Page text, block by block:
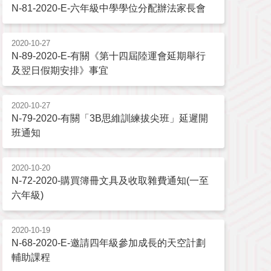
N-81-2020-E-六年級中學學位分配辦法家長會
2020-10-27
N-89-2020-E-有關《第十四屆陸運會延期舉行
及翌日假期安排》事宜
2020-10-27
N-79-2020-有關「3B思維訓練拔尖班」延遲開
班通知
2020-10-20
N-72-2020-購買簿冊文具及收取雜費通知(一至
六年級)
2020-10-19
N-68-2020-E-邀請四年級參加成長的天空計劃
輔助課程